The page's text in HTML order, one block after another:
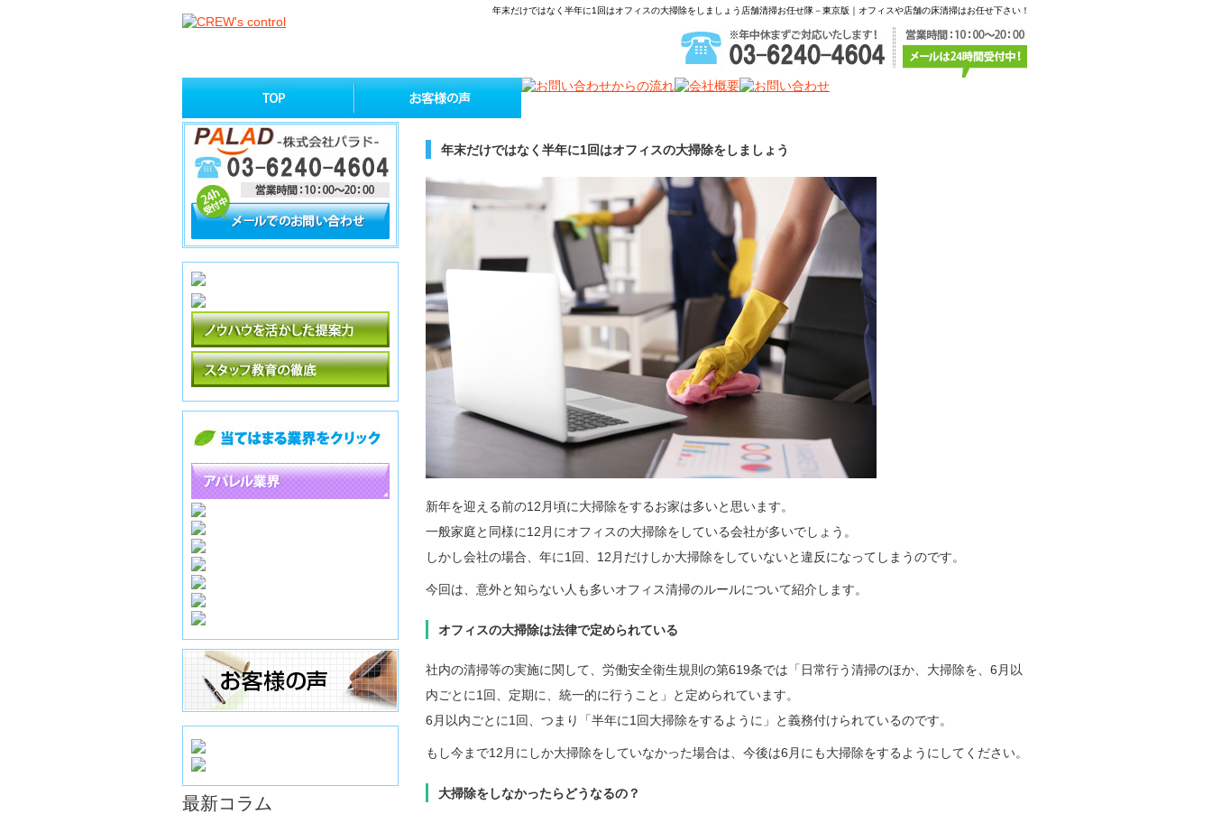
年末だけではなく半年に1回はオフィスの大掃除をしましょう店舗清掃お任せ隊－東京版｜オフィスや店舗の床清掃はお任せ下さい！
年末だけではなく半年に1回はオフィスの大掃除をしましょう
新年を迎える前の12月頃に大掃除をするお家は多いと思います。
一般家庭と同様に12月にオフィスの大掃除をしている会社が多いでしょう。
しかし会社の場合、年に1回、12月だけしか大掃除をしていないと違反になってしまうのです。
今回は、意外と知らない人も多いオフィス清掃のルールについて紹介します。
オフィスの大掃除は法律で定められている
社内の清掃等の実施に関して、労働安全衛生規則の第619条では「日常行う清掃のほか、大掃除を、6月以
内ごとに1回、定期に、統一的に行うこと」と定められています。
6月以内ごとに1回、つまり「半年に1回大掃除をするように」と義務付けられているのです。
もし今まで12月にしか大掃除をしていなかった場合は、今後は6月にも大掃除をするようにしてください。
大掃除をしなかったらどうなるの？
最新コラム